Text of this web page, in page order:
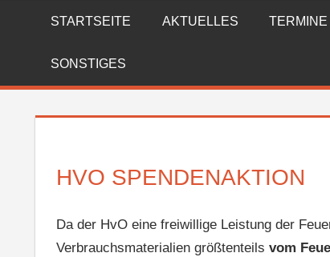
FREIWILLIGE
FEUERWEHR
REICHENBERG
STARTSEITE AKTUELLES TERMINE
SONSTIGES
HVO SPENDENAKTION
Da der HvO eine freiwillige Leistung der
Verbrauchsmaterialien größtenteils vom